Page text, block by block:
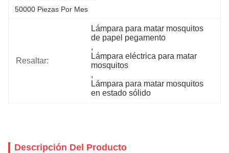
50000 Piezas Por Mes
Resaltar:
Lámpara para matar mosquitos
de papel pegamento
,
Lámpara eléctrica para matar
mosquitos
,
Lámpara para matar mosquitos
en estado sólido
Descripción Del Producto